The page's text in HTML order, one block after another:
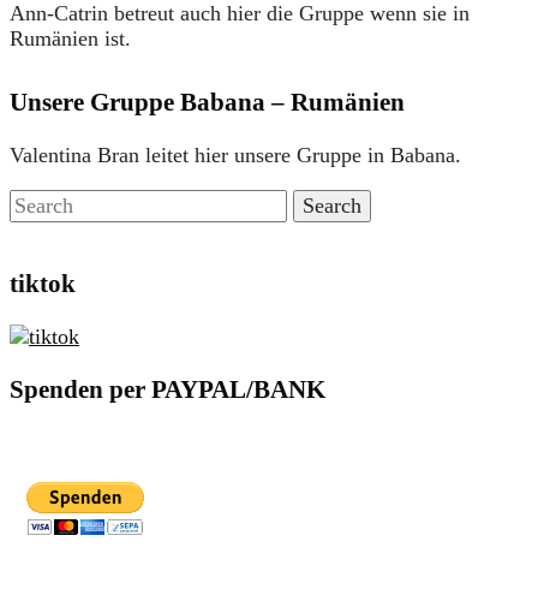
Ann-Catrin betreut auch hier die Gruppe wenn sie in
Rumänien ist.
Unsere Gruppe Babana – Rumänien
Valentina Bran leitet hier unsere Gruppe in Babana.
tiktok
Spenden per PAYPAL/BANK